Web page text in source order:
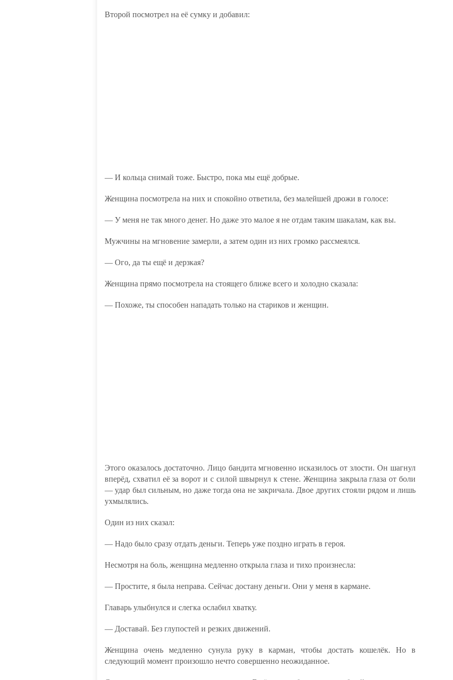
Второй посмотрел на её сумку и добавил:
— И кольца снимай тоже. Быстро, пока мы ещё добрые.
Женщина посмотрела на них и спокойно ответила, без малейшей дрожи в голосе:
— У меня не так много денег. Но даже это малое я не отдам таким шакалам, как вы.
Мужчины на мгновение замерли, а затем один из них громко рассмеялся.
— Ого, да ты ещё и дерзкая?
Женщина прямо посмотрела на стоящего ближе всего и холодно сказала:
— Похоже, ты способен нападать только на стариков и женщин.
Этого оказалось достаточно. Лицо бандита мгновенно исказилось от злости. Он шагнул
вперёд, схватил её за ворот и с силой швырнул к стене. Женщина закрыла глаза от боли
— удар был сильным, но даже тогда она не закричала. Двое других стояли рядом и лишь
ухмылялись.
Один из них сказал:
— Надо было сразу отдать деньги. Теперь уже поздно играть в героя.
Несмотря на боль, женщина медленно открыла глаза и тихо произнесла:
— Простите, я была неправа. Сейчас достану деньги. Они у меня в кармане.
Главарь улыбнулся и слегка ослабил хватку.
— Доставай. Без глупостей и резких движений.
Женщина очень медленно сунула руку в карман, чтобы достать кошелёк. Но в
следующий момент произошло нечто совершенно неожиданное.